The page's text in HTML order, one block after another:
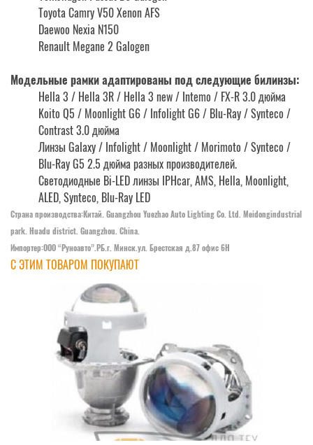
Toyota Camry V50 Xenon AFS
Daewoo Nexia N150
Renault Megane 2 Galogen
Модельные рамки адаптированы под следующие билинзы:
Hella 3 / Hella 3R / Hella 3 new / Intemo / FX-R 3.0 дюйма
Koito Q5 / Moonlight G6 / Infolight G6 / Blu-Ray / Synteco /
Contrast 3.0 дюйма
Линзы Galaxy / Infolight / Moonlight / Morimoto / Synteco /
Blu-Ray G5 2.5 дюйма разных производителей.
Светодиодные Bi-LED линзы IPHcar, AMS, Hella, Moonlight,
ALED, Synteco, Blu-Ray LED
Страна производства:Китай. Guangzhou Yuezhao Auto Lighting Co. Ltd. Meidongindustrial
park. Huadu district. Guangzhou. China.
Импортер:OOO “Руноавто”.РБ.г. Минск.ул. Брестская д.87 офис 6Н
С ЭТИМ ТОВАРОМ ПОКУПАЮТ